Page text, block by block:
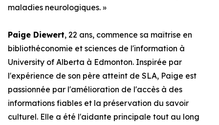
maladies neurologiques. »
Paige Diewert, 22 ans, commence sa maîtrise en
bibliothéconomie et sciences de l'information à
University of Alberta à Edmonton. Inspirée par
l'expérience de son père atteint de SLA, Paige est
passionnée par l'amélioration de l'accès à des
informations fiables et la préservation du savoir
culturel. Elle a été l'aidante principale tout au long